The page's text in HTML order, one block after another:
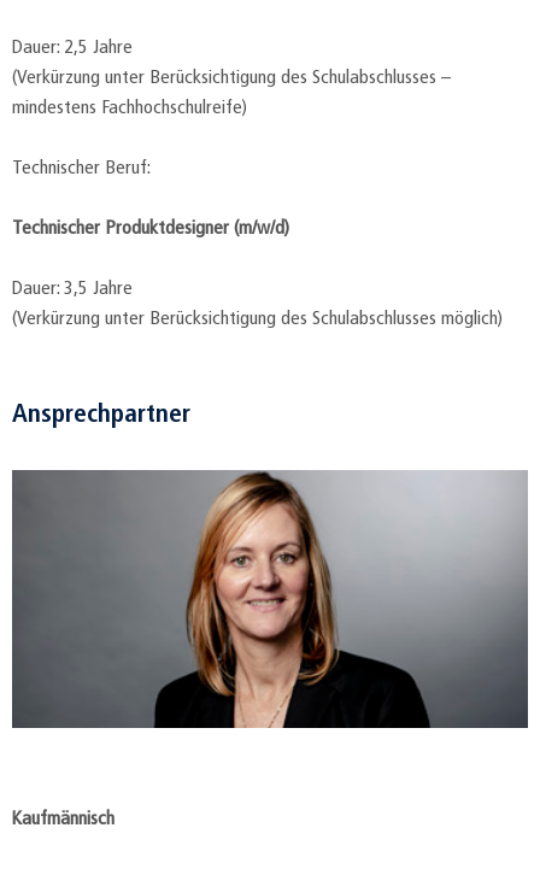
Dauer: 2,5 Jahre
(Verkürzung unter Berücksichtigung des Schulabschlusses –
mindestens Fachhochschulreife)
Technischer Beruf:
Technischer Produktdesigner (m/w/d)
Dauer: 3,5 Jahre
(Verkürzung unter Berücksichtigung des Schulabschlusses möglich)
Ansprechpartner
Kaufmännisch